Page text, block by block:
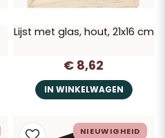
Lijst met glas, hout, 21x16 cm
€ 8,62
IN WINKELWAGEN
NIEUWIGHEID